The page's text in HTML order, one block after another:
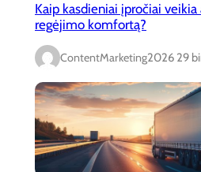
Kaip kasdieniai įpročiai
regėjimo komfortą?
ContentMarketing2026 29